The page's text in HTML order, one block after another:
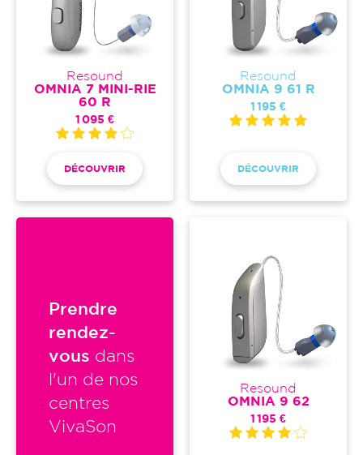
Resound
OMNIA 7 MINI-RIE
60 R
1 095 €
DÉCOUVRIR
Resound
OMNIA 9 61 R
1 195 €
DÉCOUVRIR
Prendre
rendez-
vous dans
l'un de nos
centres
VivaSon
Resound
OMNIA 9 62
1 195 €